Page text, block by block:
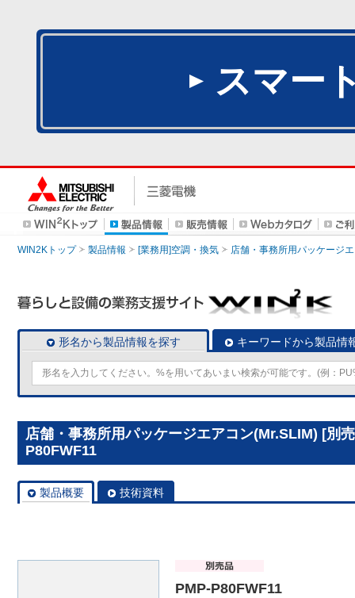
スマー
WIN2Kトップ 製品情報 [業務用]空調・換気 店舗・事務所用パッケージ
形名から製品情報を探す キーワードから製品情
店舗・事務所用パッケージエアコン(Mr.SLIM) [別
P80FWF11
製品概要 技術資料
PMP-P80FWF11